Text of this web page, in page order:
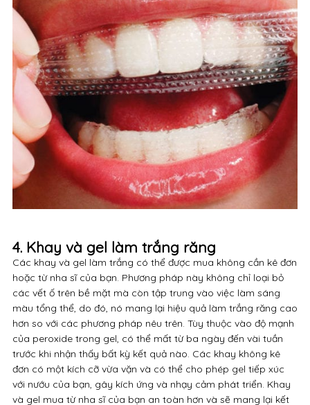
4. Khay và gel làm trắng răng
Các khay và gel làm trắng có thể được mua không cần kê đơn
hoặc từ nha sĩ của bạn. Phương pháp này không chỉ loại bỏ
các vết ố trên bề mặt mà còn tập trung vào việc làm sáng
màu tổng thể, do đó, nó mang lại hiệu quả làm trắng răng cao
hơn so với các phương pháp nêu trên. Tùy thuộc vào độ mạnh
của peroxide trong gel, có thể mất từ ​​ba ngày đến vài tuần
trước khi nhận thấy bất kỳ kết quả nào. Các khay không kê
đơn có một kích cỡ vừa vặn và có thể cho phép gel tiếp xúc
với nướu của bạn, gây kích ứng và nhạy cảm phát triển. Khay
và gel mua từ nha sĩ của bạn an toàn hơn và sẽ mang lại kết